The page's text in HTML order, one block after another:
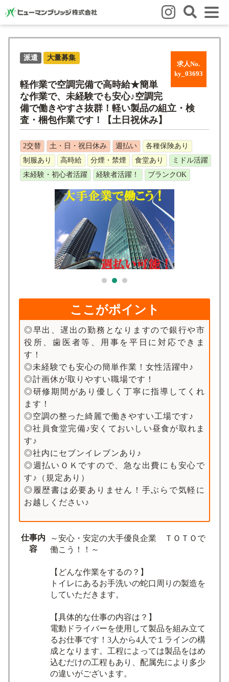
はじめての方
はじめての方 3つの強み いろいろな働き方 Q&A
就業までの流れ HBのイイネ！
スタッフの方
人材育成 福利厚生 お悩み相談窓口 eラーニング
お友だち紹介キャンペーン
会社概要
会社概要 事業所のご案内
求人No.
ky_03693
派遣 大量募集
軽作業で空調完備で高時給★簡単
な作業で、未経験でも安心♪空調完
備で働きやすさ抜群！軽い製品の組立・検
査・梱包作業です！【土日祝休み】
2交替 土・日・祝日休み 週払い
各種保険あり
制服あり
高時給 分煙・禁煙 食堂あり
ミドル活躍
未経験・初心者活躍
経験者活躍！ ブランクOK
ここがポイント
◎早出、遅出の勤務となりますので銀行や市
役所、歯医者等、用事を平日に対応できま
す！
◎未経験でも安心の簡単作業！女性活躍中♪
◎計画休が取りやすい職場です！
◎研修期間があり優しく丁寧に指導してくれ
ます！
◎空調の整った綺麗で働きやすい工場です♪
◎社員食堂完備♪安くておいしい昼食が取れま
す♪
◎社内にセブンイレブンあり♪
◎週払いＯＫですので、急な出費にも安心で
す♪（規定あり）
◎履歴書は必要ありません！手ぶらで気軽に
お越しください♪
仕事内
容
～安心・安定の大手優良企業 ＴＯＴＯで
働こう！！～
【どんな作業をするの？】
トイレにあるお手洗いの蛇口周りの製造を
していただきます。
【具体的な仕事の内容は？】
電動ドライバーを使用して製品を組み立て
るお仕事です！3人から4人で１ラインの構
成となります。工程によっては製品をはめ
込むだけの工程もあり、配属先により多少
の違いがございます。